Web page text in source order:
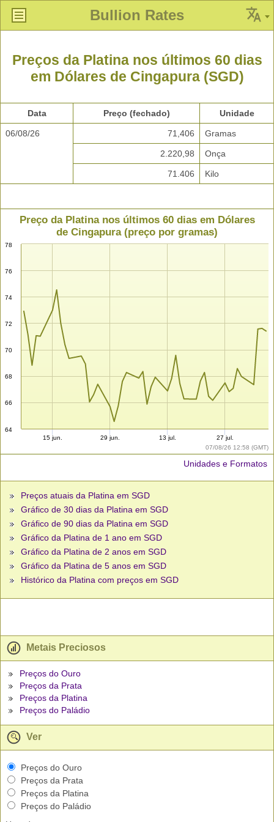
Bullion Rates
Preços da Platina nos últimos 60 dias
em Dólares de Cingapura (SGD)
Data Preço (fechado) Unidade
06/08/26 71,406 Gramas
2.220,98 Onça
71.406 Kilo
07/08/26 12:58 (GMT)
Preço da Platina nos últimos 60 dias em Dólares
de Cingapura (preço por gramas)
64
66
68
70
72
74
76
78
15 jun. 29 jun. 13 jul. 27 jul.
Unidades e Formatos
Preços atuais da Platina em SGD
Gráfico de 30 dias da Platina em SGD
Gráfico de 90 dias da Platina em SGD
Gráfico da Platina de 1 ano em SGD
Gráfico da Platina de 2 anos em SGD
Gráfico da Platina de 5 anos em SGD
Histórico da Platina com preços em SGD
Metais Preciosos
Preços do Ouro
Preços da Prata
Preços da Platina
Preços do Paládio
Ver
Preços do Ouro
Preços da Prata
Preços da Platina
Preços do Paládio